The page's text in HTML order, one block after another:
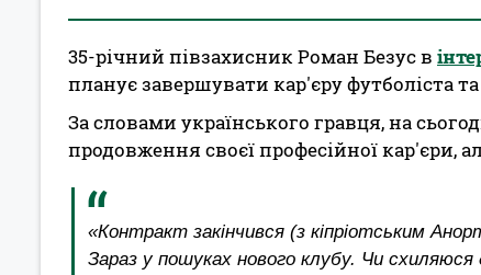
35-річний півзахисник Роман Безус в
планує завершувати кар'єру футболіста
За словами українського гравця, на
продовження своєї професійної кар'єри,
«Контракт закінчився (з кіпріотським
Зараз у пошуках нового клубу. Чи